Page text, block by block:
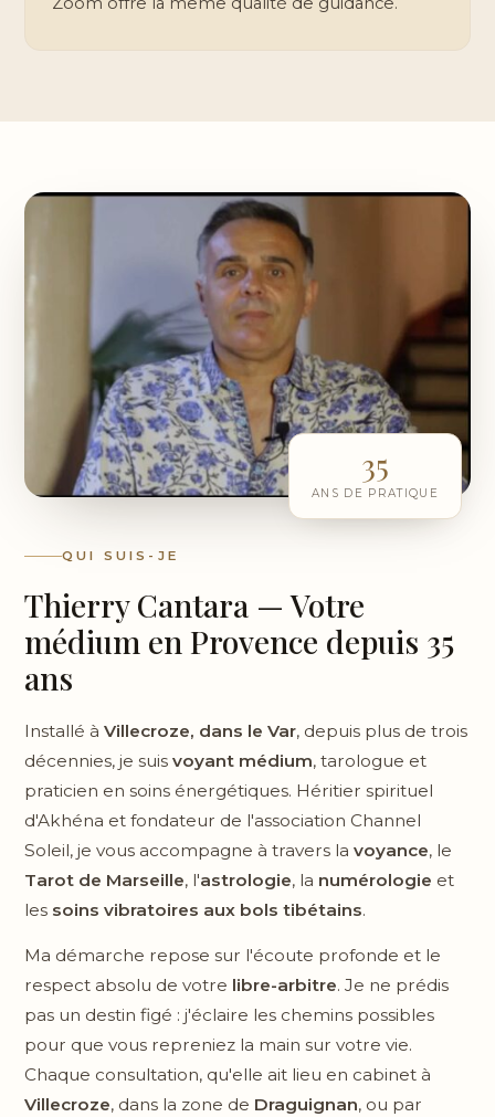
35
ANS DE PRATIQUE
QUI SUIS-JE
Thierry Cantara — Votre
médium en Provence depuis 35
ans
Installé à Villecroze, dans le Var, depuis plus de trois
décennies, je suis voyant médium, tarologue et
praticien en soins énergétiques. Héritier spirituel
d'Akhéna et fondateur de l'association Channel
Soleil, je vous accompagne à travers la voyance, le
Tarot de Marseille, l'astrologie, la numérologie et
les soins vibratoires aux bols tibétains.
Ma démarche repose sur l'écoute profonde et le
respect absolu de votre libre-arbitre. Je ne prédis
pas un destin figé : j'éclaire les chemins possibles
pour que vous repreniez la main sur votre vie.
Chaque consultation, qu'elle ait lieu en cabinet à
Villecroze, dans la zone de Draguignan, ou par